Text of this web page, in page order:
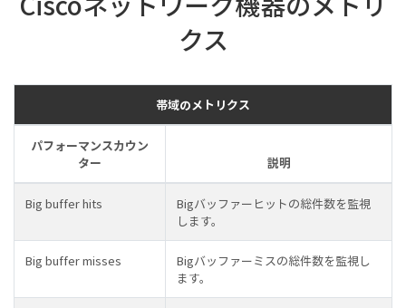
クス
帯域のメトリクス
パフォーマンスカウン
ター
説明
Big buffer hits
Bigバッファーヒットの総件数を監視
します。
Big buffer misses
Bigバッファーミスの総件数を監視し
ます。